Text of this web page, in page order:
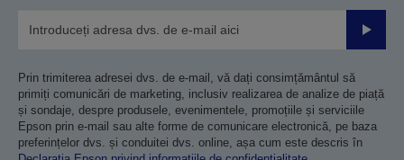
Prin trimiterea adresei dvs. de e-mail, vă dați consimțământul să
primiți comunicări de marketing, inclusiv realizarea de analize de piață
și sondaje, despre produsele, evenimentele, promoțiile și serviciile
Epson prin e-mail sau alte forme de comunicare electronică, pe baza
preferințelor dvs. și conduitei dvs. online, așa cum este descris în